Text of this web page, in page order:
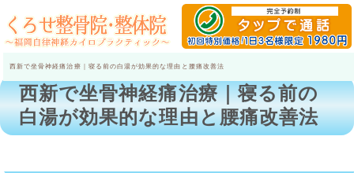
西新で坐骨神経痛治療｜寝る前の白湯が効果的な理由と腰痛改善法
西新で坐骨神経痛治療｜寝る前の
白湯が効果的な理由と腰痛改善法